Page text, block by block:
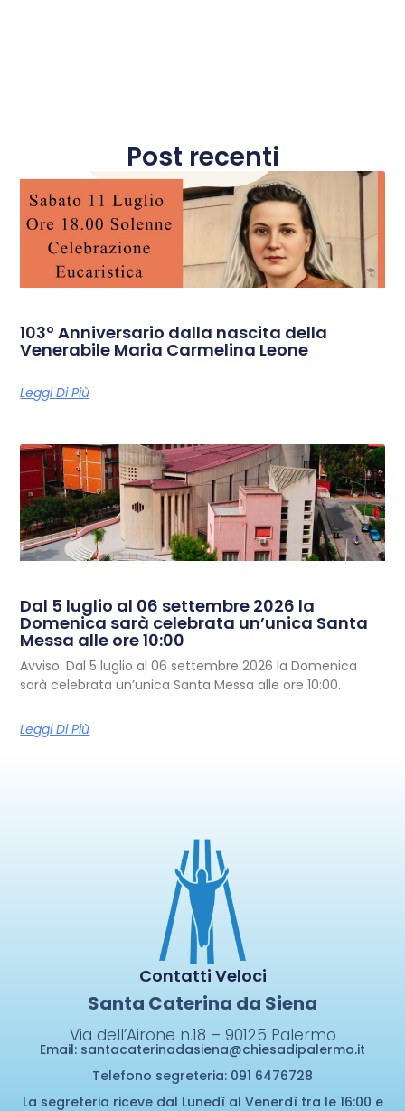
Post recenti
103º Anniversario dalla nascita della
Venerabile Maria Carmelina Leone
Leggi Di Più
Dal 5 luglio al 06 settembre 2026 la
Domenica sarà celebrata un’unica Santa
Messa alle ore 10:00
Avviso: Dal 5 luglio al 06 settembre 2026 la Domenica
sarà celebrata un’unica Santa Messa alle ore 10:00.
Leggi Di Più
Contatti Veloci
Santa Caterina da Siena
Via dell’Airone n.18 – 90125 Palermo
Email: santacaterinadasiena@chiesadipalermo.it
Telefono segreteria: 091 6476728
La segreteria riceve dal Lunedì al Venerdì tra le 16:00 e